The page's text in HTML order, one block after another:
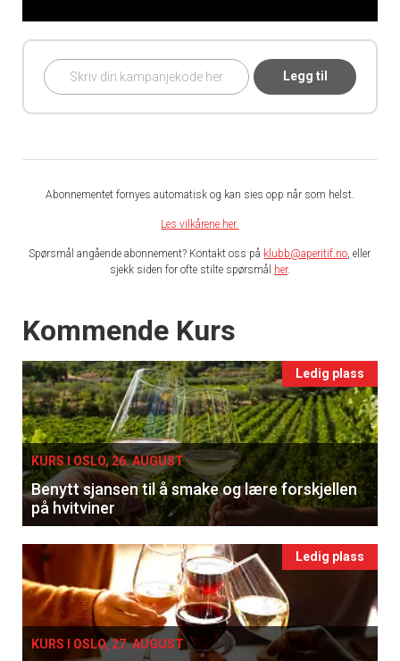
Legg til
Abonnementet fornyes automatisk og kan sies opp når som helst.
Les vilkårene her.
Spørsmål angående abonnement? Kontakt oss på klubb@aperitif.no, eller
sjekk siden for ofte stilte spørsmål her.
Events
Kommende Kurs
Ledig plass
KURS I OSLO, 26. AUGUST
Benytt sjansen til å smake og lære forskjellen
på hvitviner
Ledig plass
KURS I OSLO, 27. AUGUST